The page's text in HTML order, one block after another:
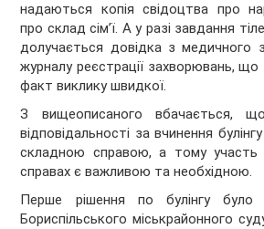
надаються копія свідоцтва про
про склад сім’ї. А у разі завдання
долучається довідка з медичного
журналу реєстрації захворювань, що
факт виклику швидкої.
З вищеописаного вбачається,
відповідальності за вчинення
складною справою, а тому участь
справах є важливою та необхідною.
Перше рішення по булінгу було
Бориспільського міськрайонного